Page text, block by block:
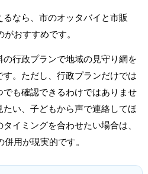
なら、市のオッタバイと市販
おすすめです。
行政プランで地域の見守り網を
。ただし、行政プランだけでは
も確認できるわけではありませ
い、子どもから声で連絡してほ
イミングを合わせたい場合は、
用が現実的です。